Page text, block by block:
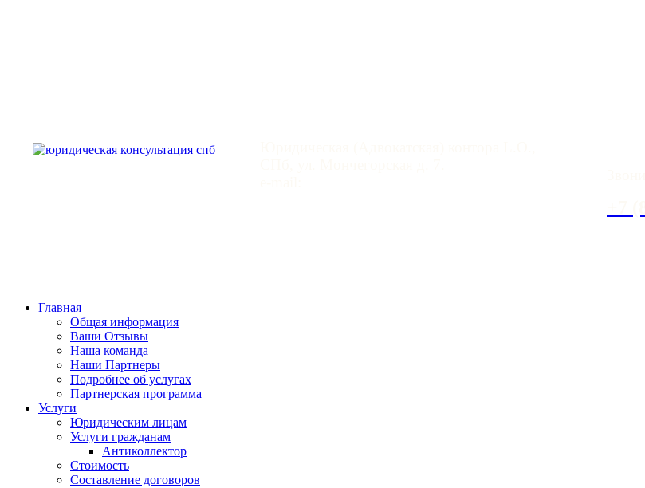
Главная
Общая информация
Ваши Отзывы
Наша команда
Наши Партнеры
Подробнее об услугах
Партнерская программа
Услуги
Юридическим лицам
Услуги гражданам
Антиколлектор
Стоимость
Составление договоров